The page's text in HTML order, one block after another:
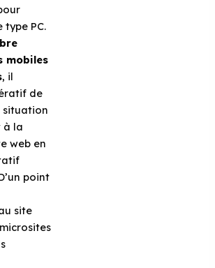
PC.
mobiles
, il
de
situation
à la
web en
point
site